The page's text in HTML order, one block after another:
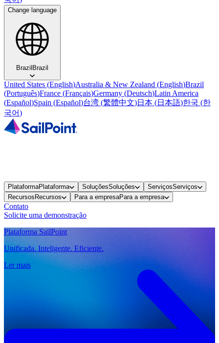
Change language
BrazilBrazil
United States (English)Australia & New Zealand (English)Brazil
(Português)France (Français)Germany (Deutsch)Latin America
(Español)Spain (Español)台湾 (繁體中文)日本 (日本語)한국 (한
국어)
PlataformaPlataforma SoluçõesSoluções ServiçosServiços
Recursos Recursos Para a empresaPara a empresa
Contato
Solicite uma demonstração
Plataforma SailPoint
Unificada. Inteligente. Eficiente.
Ler mais